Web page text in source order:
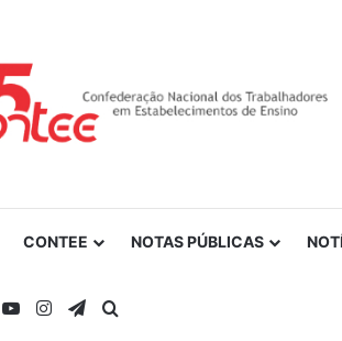
CONTEE NOTAS PÚBLICAS
YouTubeInstagramTelegram